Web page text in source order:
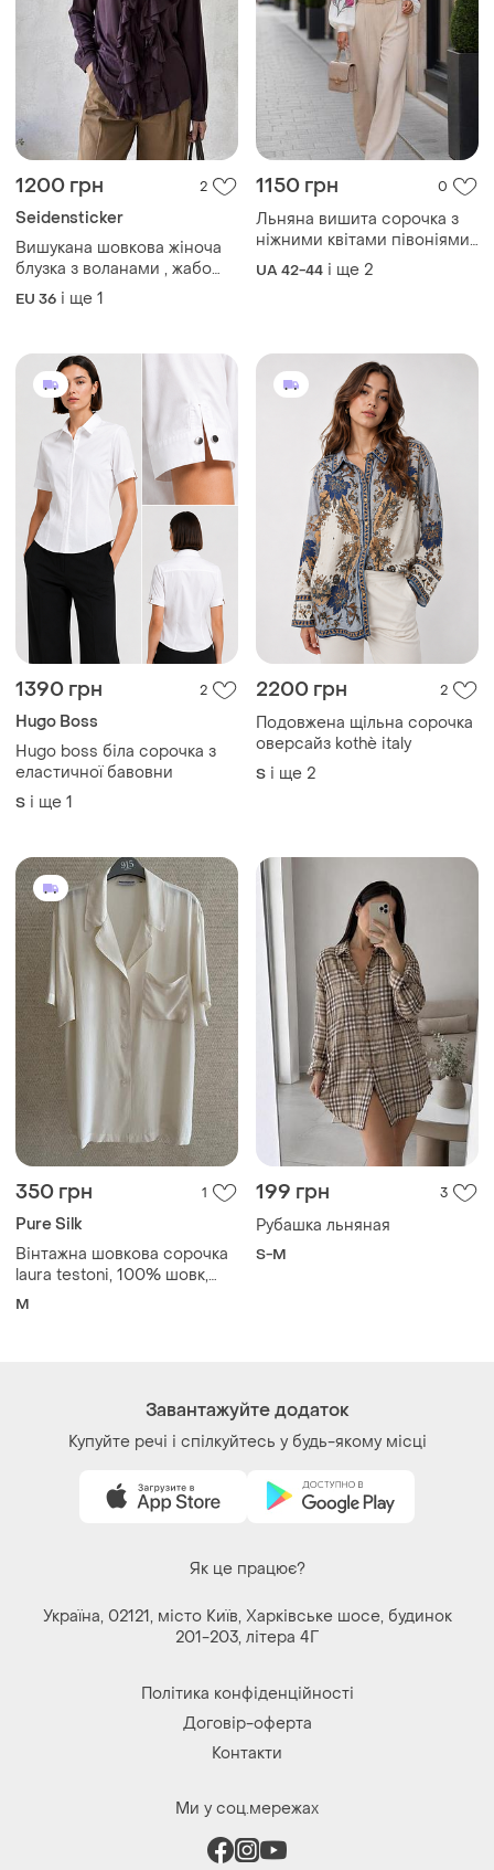
1200 грн 2
Seidensticker
Вишукана шовкова жіноча
блузка з воланами , жабо
100% шовк
EU 36 і ще 1
1150 грн 0
Льняна вишита сорочка з
ніжними квітами півоніями
з китицями
UA 42-44 і ще 2
1390 грн 2
Hugo Boss
Hugo boss біла сорочка з
еластичної бавовни
S і ще 1
2200 грн 2
Подовжена щільна сорочка
оверсайз kothè italy
S і ще 2
350 грн 1
Pure Silk
Вінтажна шовкова сорочка
laura testoni, 100% шовк,
молочна, m
M
199 грн 3
Рубашка льняная
S-M
Завантажуйте додаток
Купуйте речі і спілкуйтесь у будь-якому місці
Як це працює?
Україна, 02121, місто Київ, Харківське шосе, будинок
201-203, літера 4Г
Політика конфіденційності
Договір-оферта
Контакти
Ми у соц.мережах